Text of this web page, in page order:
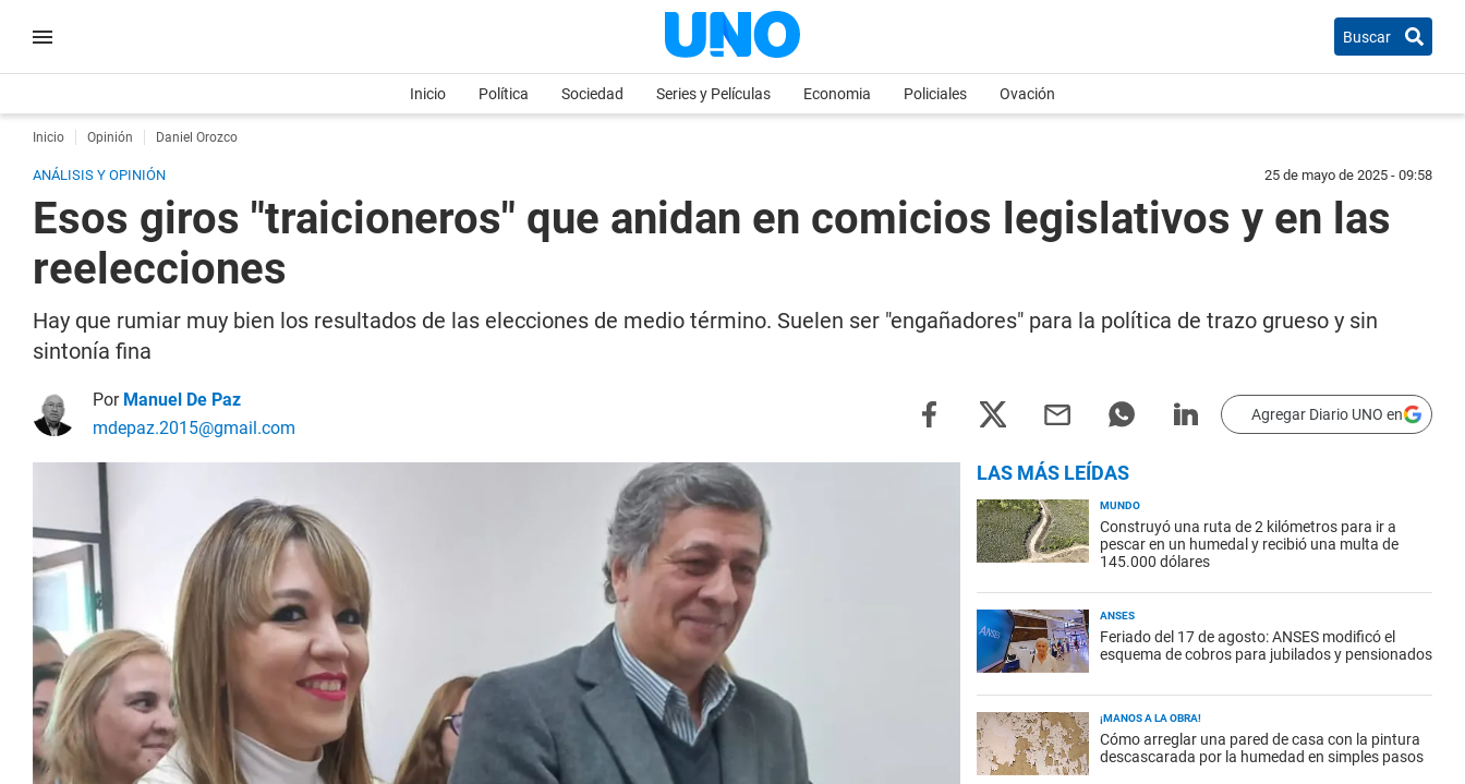
Buscar
Inicio Política Sociedad Series y Películas Economia Policiales Ovación
Inicio Opinión Daniel Orozco
ANÁLISIS Y OPINIÓN 25 de mayo de 2025 - 09:58
Esos giros "traicioneros" que anidan en comicios legislativos y en las
reelecciones
Hay que rumiar muy bien los resultados de las elecciones de medio término. Suelen ser "engañadores" para la política de trazo grueso y sin
sintonía fina
Por Manuel De Paz
mdepaz.2015@gmail.com
Agregar Diario UNO en
LAS MÁS LEÍDAS
MUNDO
Construyó una ruta de 2 kilómetros para ir a
pescar en un humedal y recibió una multa de
145.000 dólares
ANSES
Feriado del 17 de agosto: ANSES modificó el
esquema de cobros para jubilados y pensionados
¡MANOS A LA OBRA!
Cómo arreglar una pared de casa con la pintura
descascarada por la humedad en simples pasos